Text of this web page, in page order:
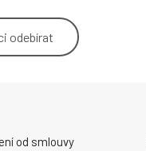
odebírat
od smlouvy